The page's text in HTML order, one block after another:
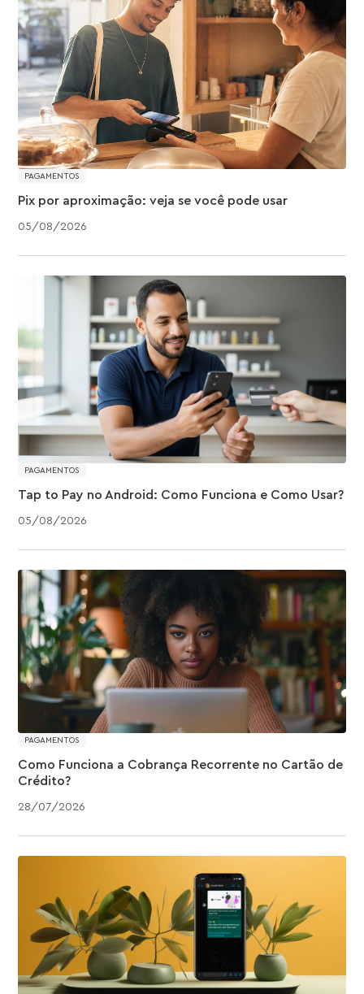
PAGAMENTOS
05/08/2026
Pix por aproximação: veja se você pode usar
PAGAMENTOS
05 /08 /2026
Tap to Pay no Android: Como Funciona e Como Usar?
PAGAMENTOS
28/07/2026
Como Funciona a Cobrança Recorrente no Cartão de
Crédito?